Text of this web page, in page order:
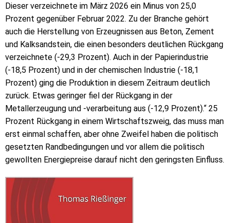
Dieser verzeichnete im März 2026 ein Minus von 25,0
Prozent gegenüber Februar 2022. Zu der Branche gehört
auch die Herstellung von Erzeugnissen aus Beton, Zement
und Kalksandstein, die einen besonders deutlichen Rückgang
verzeichnete (-29,3 Prozent). Auch in der Papierindustrie
(-18,5 Prozent) und in der chemischen Industrie (-18,1
Prozent) ging die Produktion in diesem Zeitraum deutlich
zurück. Etwas geringer fiel der Rückgang in der
Metallerzeugung und -verarbeitung aus (-12,9 Prozent).“ 25
Prozent Rückgang in einem Wirtschaftszweig, das muss man
erst einmal schaffen, aber ohne Zweifel haben die politisch
gesetzten Randbedingungen und vor allem die politisch
gewollten Energiepreise darauf nicht den geringsten Einfluss.